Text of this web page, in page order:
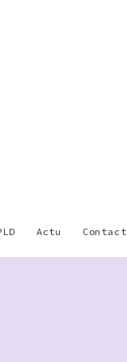
Actu Contact